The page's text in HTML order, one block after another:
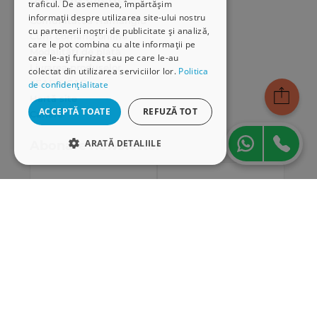
traficul. De asemenea, împărtășim
informații despre utilizarea site-ului nostru
cu partenerii noștri de publicitate și analiză,
care le pot combina cu alte informații pe
care le-ați furnizat sau pe care le-au
colectat din utilizarea serviciilor lor. Politica
de confidențialitate
ACCEPTĂ TOATE REFUZĂ TOT
ARATĂ DETALIILE
Comunitatea Hamangiu
Cum comand online
Modalități de plată
Livrarea produselor
SEAP/SICAP
Hartă site
Cariere
Abonare newsletter